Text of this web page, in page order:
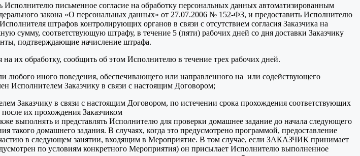
письменное согласие на обработку персональных данных автоматизированным
закона «О персональных данных» от 27.07.2006 № 152-ФЗ, и предоставить Исполнителю
штрафов контролирующих органов в связи с отсутствием согласия Заказчика на
сумму, соответствующую штрафу, в течение 5 (пяти) рабочих дней со дня доставки Заказчику
подтверждающие начисление штрафа.
их обработку, сообщить об этом Исполнителю в течение трех рабочих дней.
иного поведения, обеспечивающего или направленного на или содействующего
Исполнителем Заказчику в связи с настоящим Договором;
Заказчику в связи с настоящим Договором, по истечении срока прохождения соответствующих
их прохождения Заказчиком
выполнять и представлять Исполнителю для проверки домашнее задание до начала следующего
такого домашнего задания. В случаях, когда это предусмотрено программой, предоставление
в следующем занятии, входящим в Мероприятие. В том случае, если ЗАКАЗЧИК принимает
по условиям конкретного Мероприятия) он присылает Исполнителю выполненное